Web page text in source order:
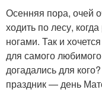
Осенняя пора, очей
ходить по лесу,
ногами. Так и
для самого
догадались для
праздник — день